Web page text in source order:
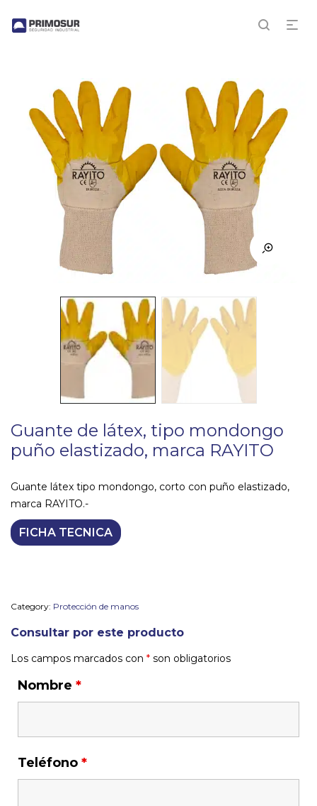
Guante de látex, tipo mondongo
puño elastizado, marca RAYITO
Guante látex tipo mondongo, corto con puño elastizado,
marca RAYITO.-
FICHA TECNICA
Category: Protección de manos
Consultar por este producto
Los campos marcados con * son obligatorios
Nombre *
Teléfono *